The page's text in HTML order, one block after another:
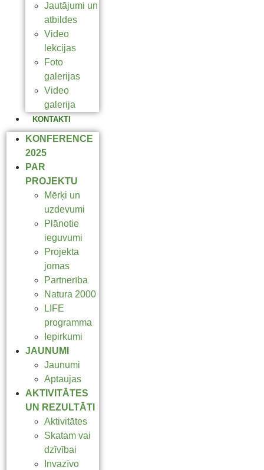
Jautājumi un
atbildes
Video
lekcijas
Foto
galerijas
Video
galerija
KONTAKTI
KONFERENCE
2025
PAR
PROJEKTU
Mērķi un
uzdevumi
Plānotie
ieguvumi
Projekta
jomas
Partnerība
Natura 2000
LIFE
programma
Iepirkumi
JAUNUMI
Jaunumi
Aptaujas
AKTIVITĀTES
UN REZULTĀTI
Aktivitātes
Skatam vai
dzīvībai
Invazīvo